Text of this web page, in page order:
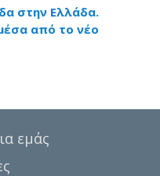
στην Ελλάδα.
από το νέο
εμάς